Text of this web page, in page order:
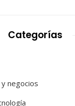
Categorías
negocios